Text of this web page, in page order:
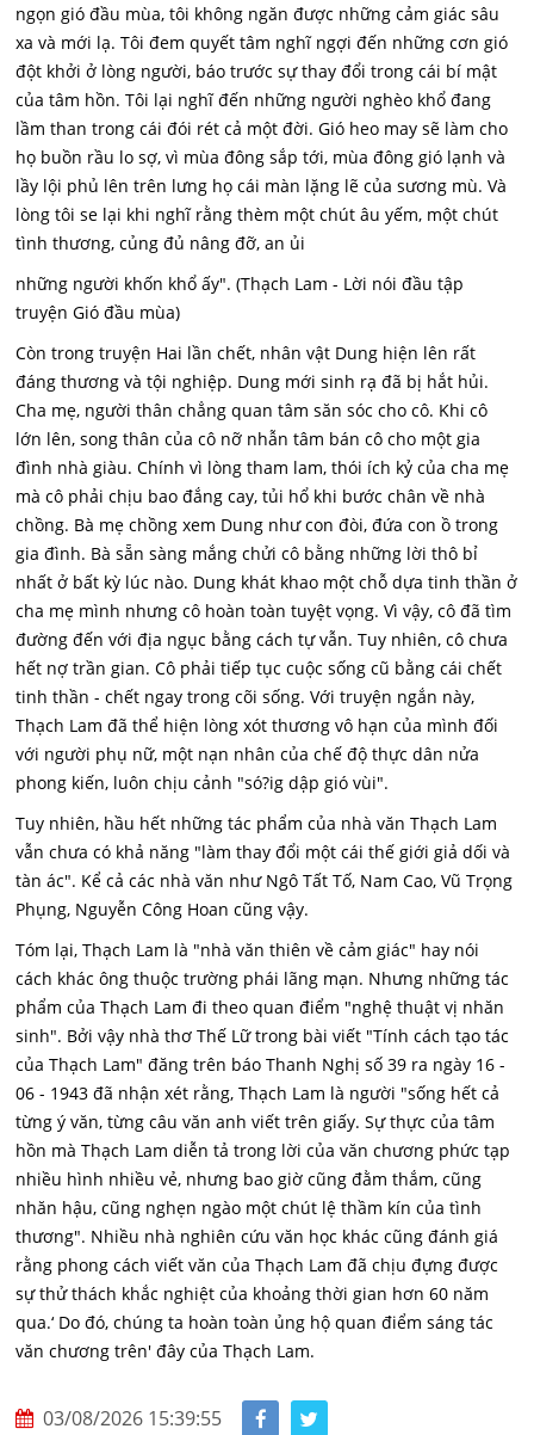
ngọn gió đầu mùa, tôi không ngăn được những cảm giác sâu
xa và mới lạ. Tôi đem quyết tâm nghĩ ngợi đến những cơn gió
đột khởi ở lòng người, báo trước sự thay đổi trong cái bí mật
của tâm hồn. Tôi lại nghĩ đến những người nghèo khổ đang
lầm than trong cái đói rét cả một đời. Gió heo may sẽ làm cho
họ buồn rầu lo sợ, vì mùa đông sắp tới, mùa đông gió lạnh và
lầy lội phủ lên trên lưng họ cái màn lặng lẽ của sương mù. Và
lòng tôi se lại khi nghĩ rằng thèm một chút âu yếm, một chút
tình thương, củng đủ nâng đỡ, an ủi
những người khốn khổ ấy". (Thạch Lam - Lời nói đầu tập
truyện Gió đầu mùa)
Còn trong truyện Hai lần chết, nhân vật Dung hiện lên rất
đáng thương và tội nghiệp. Dung mới sinh rạ đã bị hắt hủi.
Cha mẹ, người thân chẳng quan tâm săn sóc cho cô. Khi cô
lớn lên, song thân của cô nỡ nhẫn tâm bán cô cho một gia
đình nhà giàu. Chính vì lòng tham lam, thói ích kỷ của cha mẹ
mà cô phải chịu bao đắng cay, tủi hổ khi bước chân về nhà
chồng. Bà mẹ chồng xem Dung như con đòi, đứa con ồ trong
gia đình. Bà sẵn sàng mắng chửi cô bằng những lời thô bỉ
nhất ở bất kỳ lúc nào. Dung khát khao một chỗ dựa tinh thần ở
cha mẹ mình nhưng cô hoàn toàn tuyệt vọng. Vì vậy, cô đã tìm
đường đến với địa ngục bằng cách tự vẫn. Tuy nhiên, cô chưa
hết nợ trần gian. Cô phải tiếp tục cuộc sống cũ bằng cái chết
tinh thần - chết ngay trong cõi sống. Với truyện ngắn này,
Thạch Lam đã thể hiện lòng xót thương vô hạn của mình đối
với người phụ nữ, một nạn nhân của chế độ thực dân nửa
phong kiến, luôn chịu cảnh "só?ig dập gió vùi".
Tuy nhiên, hầu hết những tác phẩm của nhà văn Thạch Lam
vẫn chưa có khả năng "làm thay đổi một cái thế giới giả dối và
tàn ác". Kể cả các nhà văn như Ngô Tất Tố, Nam Cao, Vũ Trọng
Phụng, Nguyễn Công Hoan cũng vậy.
Tóm lại, Thạch Lam là "nhà văn thiên về cảm giác" hay nói
cách khác ông thuộc trường phái lãng mạn. Nhưng những tác
phẩm của Thạch Lam đi theo quan điểm "nghệ thuật vị nhăn
sinh". Bởi vậy nhà thơ Thế Lữ trong bài viết "Tính cách tạo tác
của Thạch Lam" đăng trên báo Thanh Nghị số 39 ra ngày 16 -
06 - 1943 đã nhận xét rằng, Thạch Lam là người "sống hết cả
từng ý văn, từng câu văn anh viết trên giấy. Sự thực của tâm
hồn mà Thạch Lam diễn tả trong lời của văn chương phức tạp
nhiều hình nhiều vẻ, nhưng bao giờ cũng đằm thắm, cũng
nhăn hậu, cũng nghẹn ngào một chút lệ thầm kín của tình
thương". Nhiều nhà nghiên cứu văn học khác cũng đánh giá
rằng phong cách viết văn của Thạch Lam đã chịu đựng được
sự thử thách khắc nghiệt của khoảng thời gian hơn 60 năm
qua.‘ Do đó, chúng ta hoàn toàn ủng hộ quan điểm sáng tác
văn chương trên' đây của Thạch Lam.
03/08/2026 15:39:55